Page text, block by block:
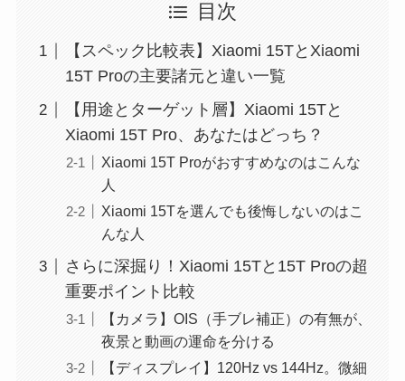
目次
【スペック比較表】Xiaomi 15TとXiaomi
15T Proの主要諸元と違い一覧
【用途とターゲット層】Xiaomi 15Tと
Xiaomi 15T Pro、あなたはどっち？
Xiaomi 15T Proがおすすめなのはこんな
人
Xiaomi 15Tを選んでも後悔しないのはこ
んな人
さらに深掘り！Xiaomi 15Tと15T Proの超
重要ポイント比較
【カメラ】OIS（手ブレ補正）の有無が、
夜景と動画の運命を分ける
【ディスプレイ】120Hz vs 144Hz。微細